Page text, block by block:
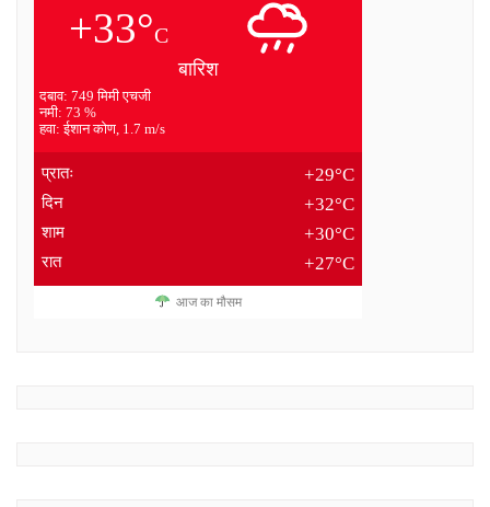
+33°C
बारिश
दबाव: 749 मिमी एचजी
नमी: 73 %
हवा: ईशान कोण, 1.7 m/s
प्रातः +29°C
दिन +32°C
शाम +30°C
रात +27°C
आज का मौसम